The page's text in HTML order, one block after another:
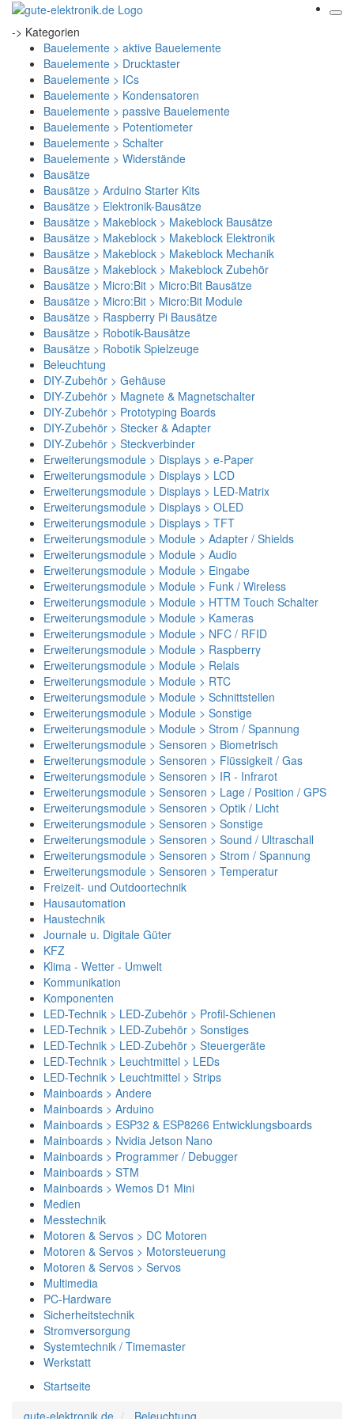
-> Kategorien
Bauelemente > aktive Bauelemente
Bauelemente > Drucktaster
Bauelemente > ICs
Bauelemente > Kondensatoren
Bauelemente > passive Bauelemente
Bauelemente > Potentiometer
Bauelemente > Schalter
Bauelemente > Widerstände
Bausätze
Bausätze > Arduino Starter Kits
Bausätze > Elektronik-Bausätze
Bausätze > Makeblock > Makeblock Bausätze
Bausätze > Makeblock > Makeblock Elektronik
Bausätze > Makeblock > Makeblock Mechanik
Bausätze > Makeblock > Makeblock Zubehör
Bausätze > Micro:Bit > Micro:Bit Bausätze
Bausätze > Micro:Bit > Micro:Bit Module
Bausätze > Raspberry Pi Bausätze
Bausätze > Robotik-Bausätze
Bausätze > Robotik Spielzeuge
Beleuchtung
DIY-Zubehör > Gehäuse
DIY-Zubehör > Magnete & Magnetschalter
DIY-Zubehör > Prototyping Boards
DIY-Zubehör > Stecker & Adapter
DIY-Zubehör > Steckverbinder
Erweiterungsmodule > Displays > e-Paper
Erweiterungsmodule > Displays > LCD
Erweiterungsmodule > Displays > LED-Matrix
Erweiterungsmodule > Displays > OLED
Erweiterungsmodule > Displays > TFT
Erweiterungsmodule > Module > Adapter / Shields
Erweiterungsmodule > Module > Audio
Erweiterungsmodule > Module > Eingabe
Erweiterungsmodule > Module > Funk / Wireless
Erweiterungsmodule > Module > HTTM Touch Schalter
Erweiterungsmodule > Module > Kameras
Erweiterungsmodule > Module > NFC / RFID
Erweiterungsmodule > Module > Raspberry
Erweiterungsmodule > Module > Relais
Erweiterungsmodule > Module > RTC
Erweiterungsmodule > Module > Schnittstellen
Erweiterungsmodule > Module > Sonstige
Erweiterungsmodule > Module > Strom / Spannung
Erweiterungsmodule > Sensoren > Biometrisch
Erweiterungsmodule > Sensoren > Flüssigkeit / Gas
Erweiterungsmodule > Sensoren > IR - Infrarot
Erweiterungsmodule > Sensoren > Lage / Position / GPS
Erweiterungsmodule > Sensoren > Optik / Licht
Erweiterungsmodule > Sensoren > Sonstige
Erweiterungsmodule > Sensoren > Sound / Ultraschall
Erweiterungsmodule > Sensoren > Strom / Spannung
Erweiterungsmodule > Sensoren > Temperatur
Freizeit- und Outdoortechnik
Hausautomation
Haustechnik
Journale u. Digitale Güter
KFZ
Klima - Wetter - Umwelt
Kommunikation
Komponenten
LED-Technik > LED-Zubehör > Profil-Schienen
LED-Technik > LED-Zubehör > Sonstiges
LED-Technik > LED-Zubehör > Steuergeräte
LED-Technik > Leuchtmittel > LEDs
LED-Technik > Leuchtmittel > Strips
Mainboards > Andere
Mainboards > Arduino
Mainboards > ESP32 & ESP8266 Entwicklungsboards
Mainboards > Nvidia Jetson Nano
Mainboards > Programmer / Debugger
Mainboards > STM
Mainboards > Wemos D1 Mini
Medien
Messtechnik
Motoren & Servos > DC Motoren
Motoren & Servos > Motorsteuerung
Motoren & Servos > Servos
Multimedia
PC-Hardware
Sicherheitstechnik
Stromversorgung
Systemtechnik / Timemaster
Werkstatt
Startseite
gute-elektronik.de
Beleuchtung